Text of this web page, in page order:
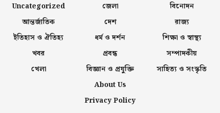
Uncategorized
আন্তর্জাতিক
ইতিহাস ও ঐতিহ্য
খবর
খেলা
জেলা
দেশ
ধর্ম ও দর্শন
প্রবন্ধ
বিজ্ঞান ও প্রযুক্তি
বিনোদন
রাজ্য
শিক্ষা ও স্বাস্থ্য
সম্পাদকীয়
সাহিত্য ও সংস্কৃতি
About Us
Privacy Policy